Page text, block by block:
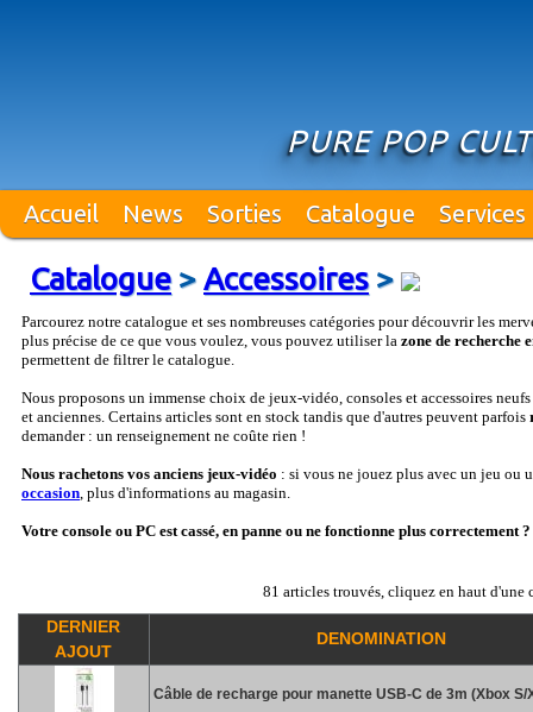
PURE POP
Accueil News Sorties Catalogue Services
Catalogue> Accessoires>
Parcourez notre catalogue et ses nombreuses catégories pour découvrir les
plus précise de ce que vous voulez, vous pouvez utiliser la zone de recherche
permettent de filtrer le catalogue.
Nous proposons un immense choix de jeux-vidéo, consoles et accessoires
et anciennes. Certains articles sont en stock tandis que d'autres peuvent parfois
demander : un renseignement ne coûte rien !
Nous rachetons vos anciens jeux-vidéo : si vous ne jouez plus avec un jeu ou
occasion, plus d'informations au magasin.
Votre console ou PC est cassé, en panne ou ne fonctionne plus correctement ?
81 articles trouvés, cliquez en haut d'une
DERNIER
AJOUT
DENOMINATION
Câble de recharge pour manette USB-C de 3m (Xbox S/